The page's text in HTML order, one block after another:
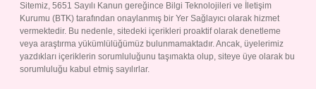
Sitemiz, 5651 Sayılı Kanun gereğince Bilgi Teknolojileri ve İletişim
Kurumu (BTK) tarafından onaylanmış bir Yer Sağlayıcı olarak hizmet
vermektedir. Bu nedenle, sitedeki içerikleri proaktif olarak denetleme
veya araştırma yükümlülüğümüz bulunmamaktadır. Ancak, üyelerimiz
yazdıkları içeriklerin sorumluluğunu taşımakta olup, siteye üye olarak bu
sorumluluğu kabul etmiş sayılırlar.